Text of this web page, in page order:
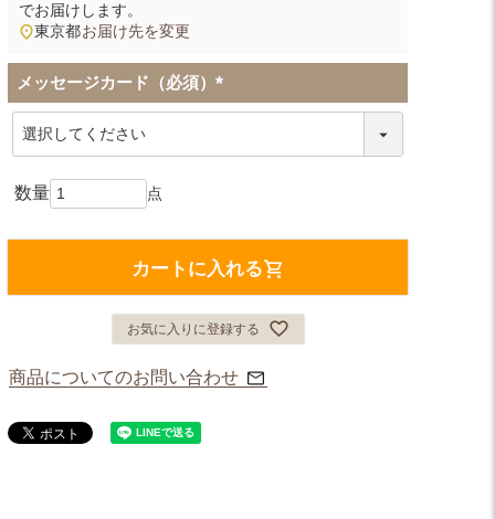
でお届けします。
東京都お届け先を変更
メッセージカード（必須）
(
カートに入れる
お気に入りに登録する
商品についてのお問い合わせ